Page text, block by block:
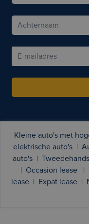
Kleine auto's met
elektrische auto's
auto's
Occasion lease
lease
Expat lease